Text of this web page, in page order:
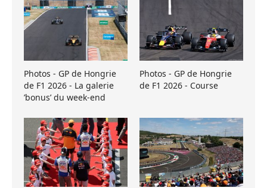
Photos - GP de Hongrie
de F1 2026 - La galerie
’bonus’ du week-end
Photos - GP de Hongrie
de F1 2026 - Course